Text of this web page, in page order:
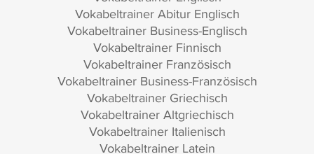
Vokabeltrainer Abitur Englisch
Vokabeltrainer Business-Englisch
Vokabeltrainer Finnisch
Vokabeltrainer Französisch
Vokabeltrainer Business-Französisch
Vokabeltrainer Griechisch
Vokabeltrainer Altgriechisch
Vokabeltrainer Italienisch
Vokabeltrainer Latein